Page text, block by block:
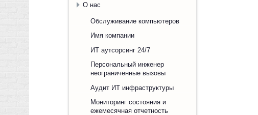
О нас
Обслуживание компьютеров
Имя компании
ИТ аутсорсинг 24/7
Персональный инженер
неограниченные вызовы
Аудит ИТ инфраструктуры
Мониторинг состояния и
ежемесячная отчетность